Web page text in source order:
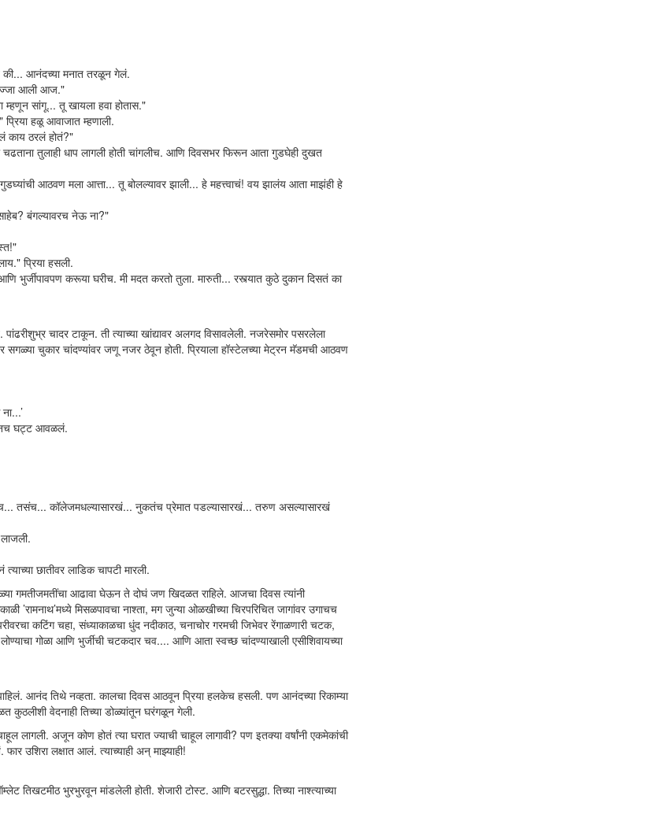
आनंदच्या मनात तरळून गेलं.
मज्जा आली आज."
म्हणून सांगू... तू खायला हवा होतास."
हळू आवाजात म्हणाली.
काय ठरलं होतं?"
तुलाही धाप लागली होती चांगलीच. आणि दिवसभर फिरून आता गुडघेही दुखत
आठवण मला आत्ता... तू बोलल्यावर झाली... हे महत्त्वाचं! वय झालंय आता माझंही हे
बंगल्यावरच नेऊ ना?"
प्रिया हसली.
भुर्जीपावपण करूया घरीच. मी मदत करतो तुला. मारुती... रस्त्यात कुठे दुकान दिसतं का
चादर टाकून. ती त्याच्या खांद्यावर अलगद विसावलेली. नजरेसमोर पसरलेला
सगळ्या चुकार चांदण्यांवर जणू नजर ठेवून होती. प्रियाला हॉस्टेलच्या मेट्रन मॅडमची आठवण
घट्ट आवळलं.
तसंच... कॉलेजमधल्यासारखं... नुकतंच प्रेमात पडल्यासारखं... तरुण असल्यासारखं
छातीवर लाडिक चापटी मारली.
गमतीजमतींचा आढावा घेऊन ते दोघं जण खिदळत राहिले. आजचा दिवस त्यांनी
’रामनाथ’मध्ये मिसळपावचा नाश्ता, मग जुन्या ओळखीच्या चिरपरिचित जागांवर उगाचच
कटिंग चहा, संध्याकाळचा धुंद नदीकाठ, चनाचोर गरमची जिभेवर रेंगाळणारी चटक,
गोळा आणि भुर्जीची चटकदार चव.... आणि आता स्वच्छ चांदण्याखाली एसीशिवायच्या
आनंद तिथे नव्हता. कालचा दिवस आठवून प्रिया हलकेच हसली. पण आनंदच्या रिकाम्या
वेदनाही तिच्या डोळ्यांतून घरंगळून गेली.
लागली. अजून कोण होतं त्या घरात ज्याची चाहूल लागावी? पण इतक्या वर्षांनी एकमेकांची
उशिरा लक्षात आलं. त्याच्याही अन् माझ्याही!
भुरभुरवून मांडलेली होती. शेजारी टोस्ट. आणि बटरसुद्धा. तिच्या नाश्त्याच्या